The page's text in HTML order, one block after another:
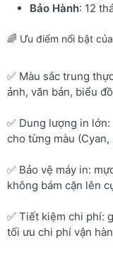
Bảo Hành: 12
🌈 Ưu điểm nổi bật
✅ Màu sắc trung
ảnh, văn bản, biểu
✅ Dung lượng in
cho từng màu (Cyan,
✅ Bảo vệ máy in:
không bám cặn lên
✅ Tiết kiệm chi phí:
tối ưu chi phí vận